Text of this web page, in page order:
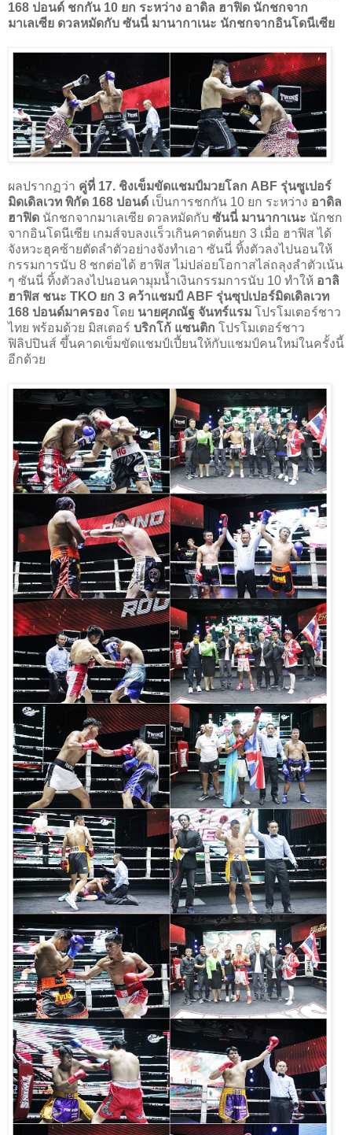
168 ปอนด์ ชกกัน 10 ยก ระหว่าง อาดิล ฮาฟิด นักชกจาก
มาเลเซีย ดวลหมัดกับ ซันนี่ มานากาเนะ นักชกจากอินโดนีเซีย
ผลปรากฏว่า คู่ที่ 17. ชิงเข็มขัดแชมป์มวยโลก ABF รุ่นซูเปอร์
มิดเดิลเวท พิกัด 168 ปอนด์ เป็นการชกกัน 10 ยก ระหว่าง อาดิล
ฮาฟิด นักชกจากมาเลเซีย ดวลหมัดกับ ซันนี่ มานากาเนะ นักชก
จากอินโดนีเซีย เกมส์จบลงเเร็วเกินคาดต้นยก 3 เมื่อ ฮาฟิส ได้
จังหวะฮุคซ้ายตัดลำตัวอย่างจังทำเอา ซันนี่ ทิ้งตัวลงไปนอนให้
กรรมการนับ 8 ชกต่อได้ ฮาฟิส ไม่ปล่อยโอกาสไล่ถลุงลำตัวเน้น
ๆ ซันนี่ ทิ้งตัวลงไปนอนคามุมน้ำเงินกรรมการนับ 10 ทำให้ อาลิ
ฮาฟิส ชนะ TKO ยก 3 คว้าแชมป์ ABF รุ่นซุปเปอร์มิดเดิลเวท
168 ปอนด์มาครอง โดย นายศุภณัฐ จันทร์แรม โปรโมเตอร์ชาว
ไทย พร้อมด้วย มิสเตอร์ บริกโก้ แซนติก โปรโมเตอร์ชาว
ฟิลิปปินส์ ขึ้นคาดเข็มขัดแชมป์เปี้ยนให้กับแชมป์คนใหม่ในครั้งนี้
อีกด้วย